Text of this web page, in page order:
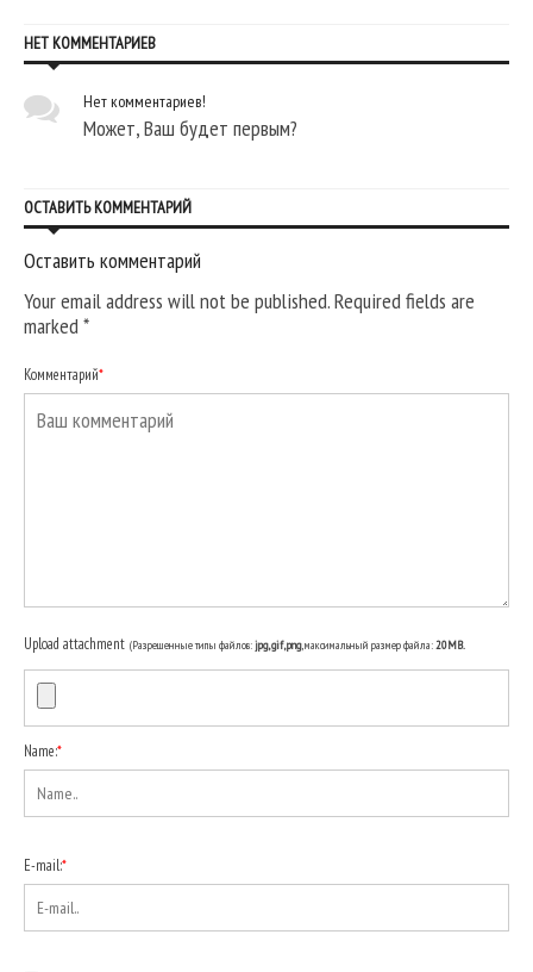
НЕТ КОММЕНТАРИЕВ
Нет комментариев!
Может, Ваш будет первым?
ОСТАВИТЬ КОММЕНТАРИЙ
Оставить комментарий
Your email address will not be published. Required fields are
marked*
Комментарий*
Upload attachment (Разрешенные типы файлов:jpg, gif, png, максимальный размер файла:20MB.
Name:*
E-mail:*